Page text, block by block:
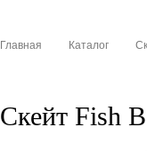
Главная Каталог
Скейт Fish